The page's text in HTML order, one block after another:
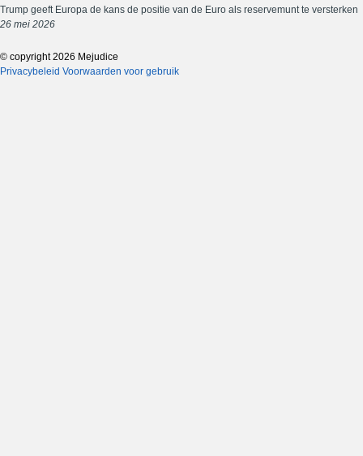
Trump geeft Europa de kans de positie van de Euro als reservemunt te versterken
26 mei 2026
© copyright 2026 Mejudice
Privacybeleid Voorwaarden voor gebruik